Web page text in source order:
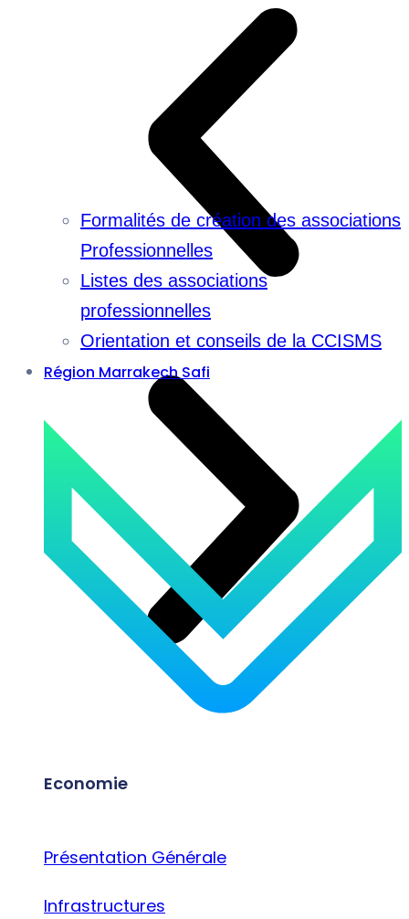
Formalités de création des associations
Professionnelles
Listes des associations
professionnelles
Orientation et conseils de la CCISMS
Région Marrakech Safi
Economie
Présentation Générale
Infrastructures